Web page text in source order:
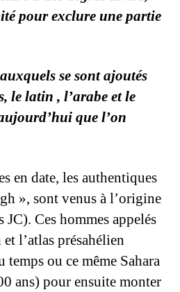
pour exclure une partie
se sont ajoutés
le latin , l’arabe et le
que l’on
en date, les authentiques
», sont venus à l’origine
Ces hommes appelés
l’atlas présahélien
ou ce même Sahara
ans) pour ensuite monter